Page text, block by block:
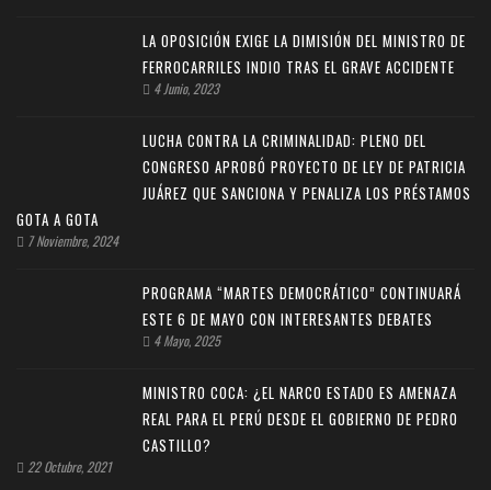
LA OPOSICIÓN EXIGE LA DIMISIÓN DEL MINISTRO DE
FERROCARRILES INDIO TRAS EL GRAVE ACCIDENTE
4 Junio, 2023
LUCHA CONTRA LA CRIMINALIDAD: PLENO DEL
CONGRESO APROBÓ PROYECTO DE LEY DE PATRICIA
JUÁREZ QUE SANCIONA Y PENALIZA LOS PRÉSTAMOS
GOTA A GOTA
7 Noviembre, 2024
PROGRAMA “MARTES DEMOCRÁTICO” CONTINUARÁ
ESTE 6 DE MAYO CON INTERESANTES DEBATES
4 Mayo, 2025
MINISTRO COCA: ¿EL NARCO ESTADO ES AMENAZA
REAL PARA EL PERÚ DESDE EL GOBIERNO DE PEDRO
CASTILLO?
22 Octubre, 2021